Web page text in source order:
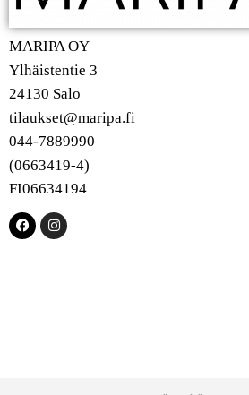
MARIPA OY
Ylhäistentie 3
24130 Salo
tilaukset@maripa.fi
044-7889990
(0663419-4)
FI06634194